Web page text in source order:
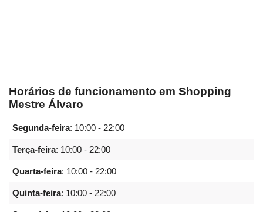
Horários de funcionamento em Shopping
Mestre Álvaro
Segunda-feira: 10:00 - 22:00
Terça-feira: 10:00 - 22:00
Quarta-feira: 10:00 - 22:00
Quinta-feira: 10:00 - 22:00